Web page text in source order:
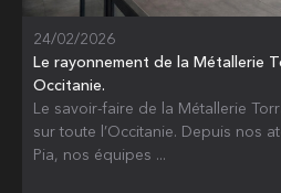
24/02/2026
Le rayonnement de la Métallerie
Occitanie.
Le savoir-faire de la Métallerie
sur toute l’Occitanie. Depuis nos
Pia, nos équipes ...